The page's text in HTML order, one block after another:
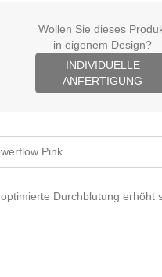
Wollen Sie dieses
in eigenem Design?
INDIVIDUELLE
ANFERTIGUNG
Pink
Durchblutung erhöht